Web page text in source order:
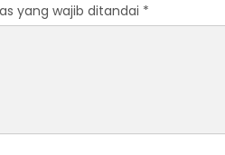
yang wajib ditandai *